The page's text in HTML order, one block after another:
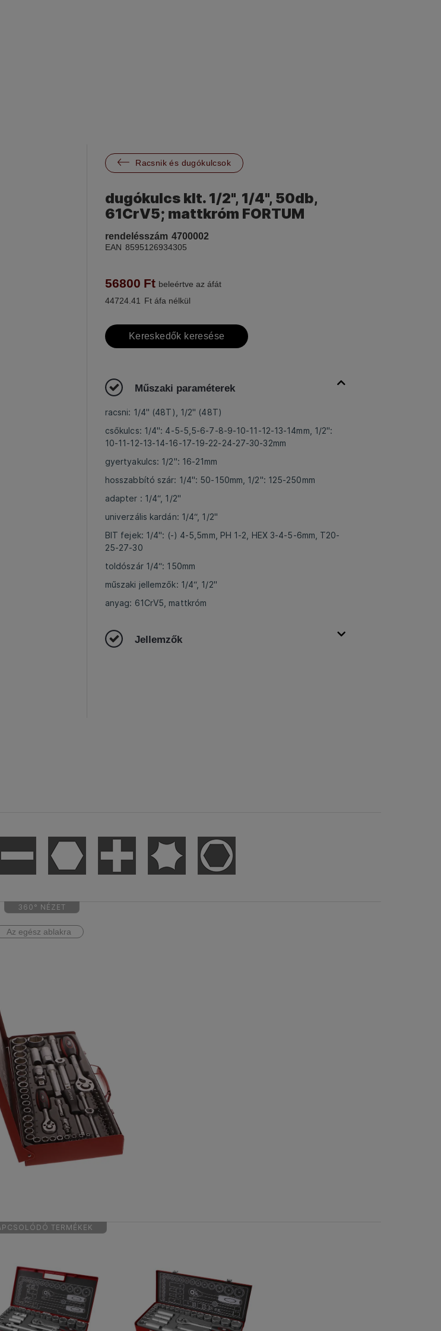
 Racsnik és dugókulcsok
dugókulcs klt. 1/2", 1/4", 50db,
61CrV5; mattkróm FORTUM
rendelésszám 4700002
EAN 8595126934305
56800 Ft beleértve az áfát
44724.41
Ft áfa nélkül
Kereskedők keresése
Műszaki paraméterek
racsni: 1/4" (48T), 1/2" (48T)
csőkulcs: 1/4": 4-5-5,5-6-7-8-9-10-11-12-13-14mm, 1/2":
10-11-12-13-14-16-17-19-22-24-27-30-32mm
gyertyakulcs: 1/2": 16-21mm
hosszabbító szár: 1/4": 50-150mm, 1/2": 125-250mm
adapter : 1/4“, 1/2"
univerzális kardán: 1/4“, 1/2"
BIT fejek: 1/4": (-) 4-5,5mm, PH 1-2, HEX 3-4-5-6mm, T20-
25-27-30
toldószár 1/4“: 150mm
műszaki jellemzők: 1/4“, 1/2"
anyag: 61CrV5, mattkróm
Jellemzők
360° NÉZET
Az egész ablakra
TERMÉKEK